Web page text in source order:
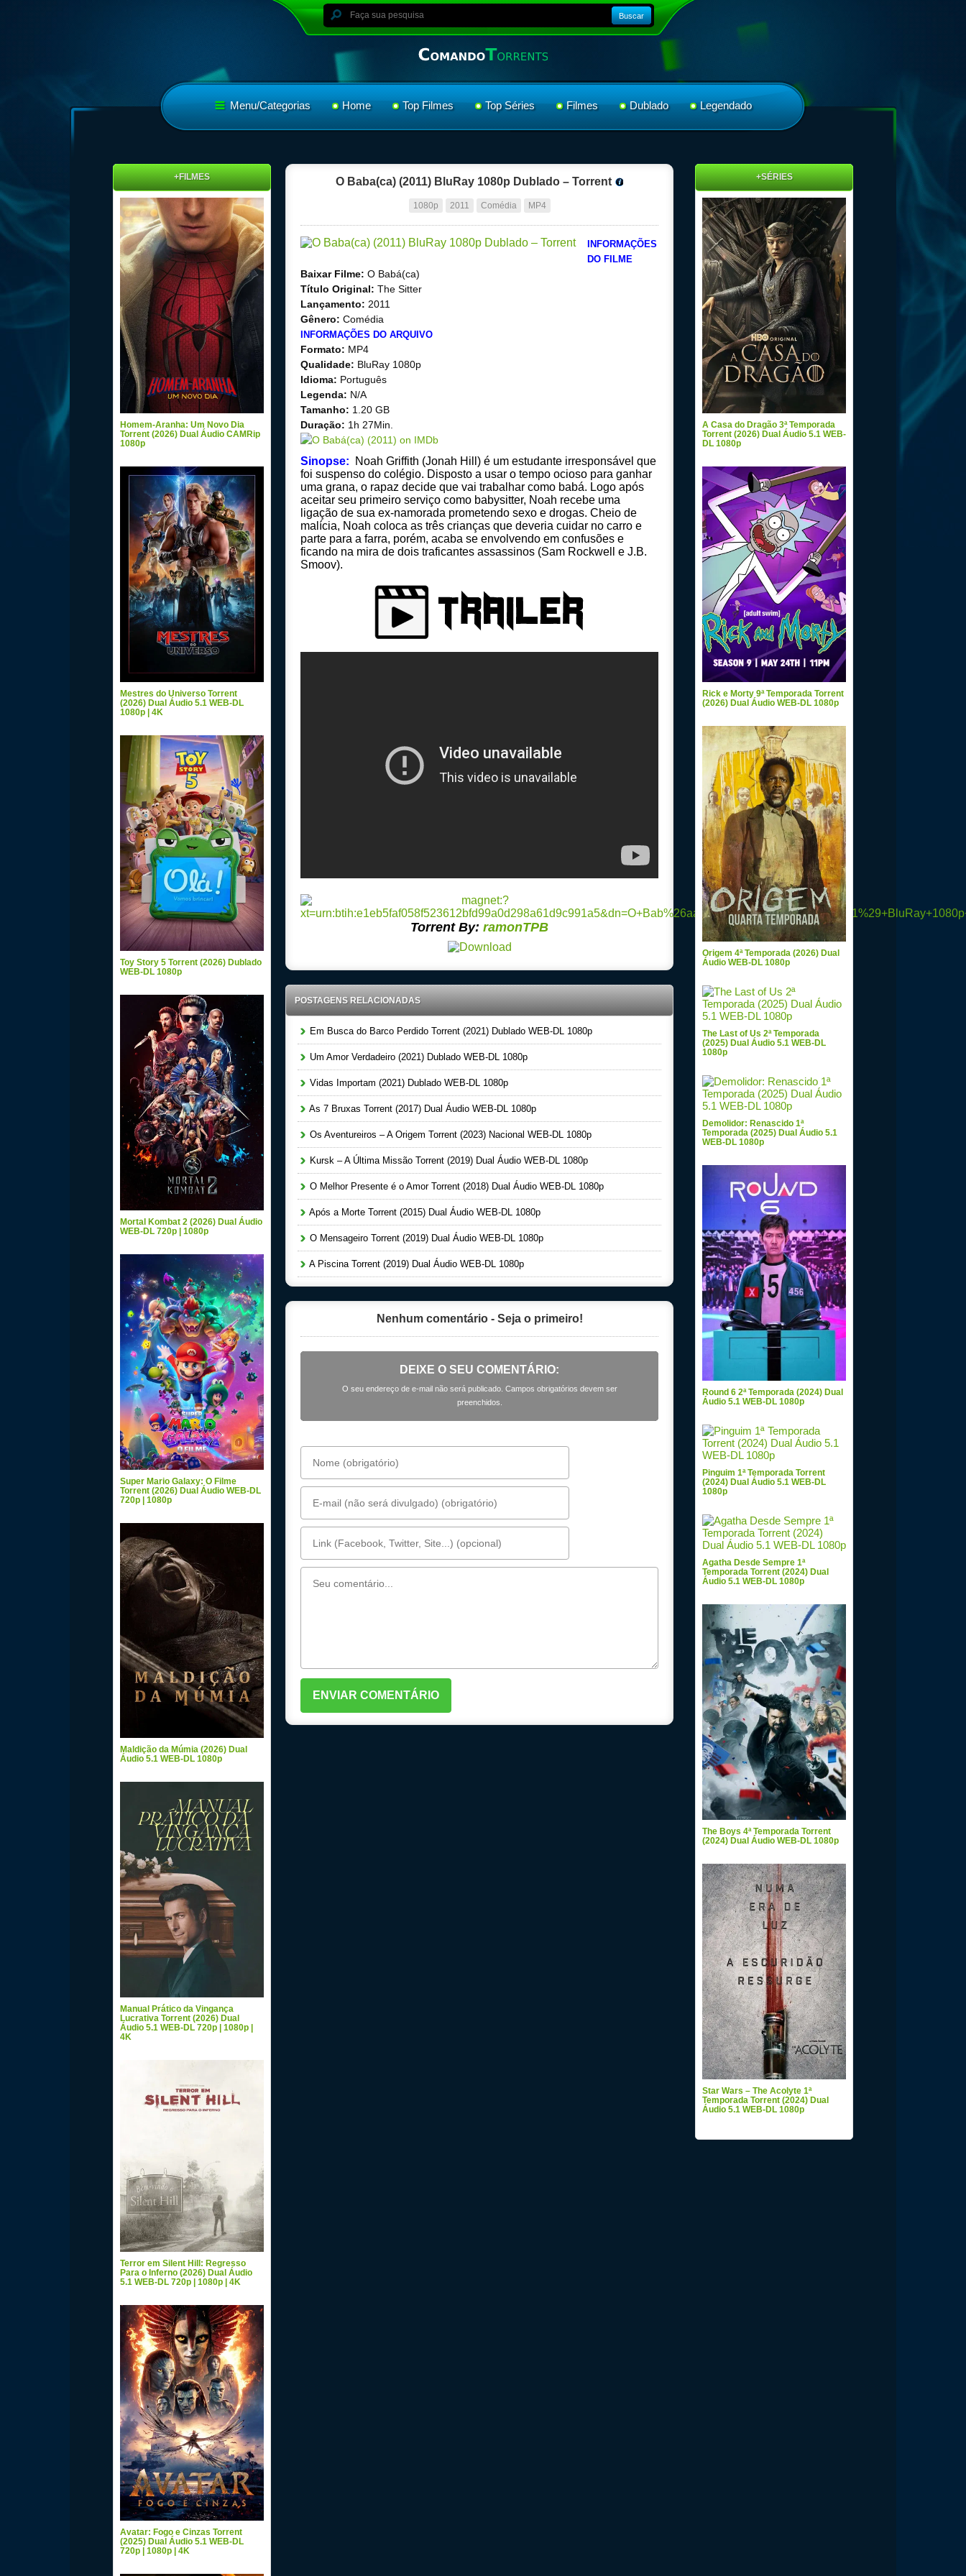
Buscar
Menu/Categorias Home Top Filmes Top Séries Filmes Dublado Legendado
O Baba(ca) (2011) BluRay 1080p Dublado – Torrent
1080p 2011 Comédia MP4
INFORMAÇÕES
DO FILME
Baixar Filme: O Babá(ca)
Título Original: The Sitter
Lançamento: 2011
Gênero: Comédia
INFORMAÇÕES DO ARQUIVO
Formato: MP4
Qualidade: BluRay 1080p
Idioma: Português
Legenda: N/A
Tamanho: 1.20 GB
Duração: 1h 27Min.
Sinopse:
Noah Griffith (Jonah Hill) é um estudante irresponsável que
foi suspenso do colégio. Disposto a usar o tempo ocioso para ganhar
uma grana, o rapaz decide que vai trabalhar como babá. Logo após
aceitar seu primeiro serviço como babysitter, Noah recebe uma
ligação de sua ex-namorada prometendo sexo e drogas. Cheio de
malícia, Noah coloca as três crianças que deveria cuidar no carro e
parte para a farra, porém, acaba se envolvendo em confusões e
ficando na mira de dois traficantes assassinos (Sam Rockwell e J.B.
Smoov).
Torrent By: ramonTPB
POSTAGENS RELACIONADAS
Em Busca do Barco Perdido Torrent (2021) Dublado WEB-DL 1080p
Um Amor Verdadeiro (2021) Dublado WEB-DL 1080p
Vidas Importam (2021) Dublado WEB-DL 1080p
As 7 Bruxas Torrent (2017) Dual Áudio WEB-DL 1080p
Os Aventureiros – A Origem Torrent (2023) Nacional WEB-DL 1080p
Kursk – A Última Missão Torrent (2019) Dual Áudio WEB-DL 1080p
O Melhor Presente é o Amor Torrent (2018) Dual Áudio WEB-DL 1080p
Após a Morte Torrent (2015) Dual Áudio WEB-DL 1080p
O Mensageiro Torrent (2019) Dual Áudio WEB-DL 1080p
A Piscina Torrent (2019) Dual Áudio WEB-DL 1080p
Nenhum comentário - Seja o primeiro!
DEIXE O SEU COMENTÁRIO:
O seu endereço de e-mail não será publicado. Campos obrigatórios devem ser
preenchidos.
+FILMES
Homem-Aranha: Um Novo Dia
Torrent (2026) Dual Áudio CAMRip
1080p
Mestres do Universo Torrent
(2026) Dual Áudio 5.1 WEB-DL
1080p | 4K
Toy Story 5 Torrent (2026) Dublado
WEB-DL 1080p
Mortal Kombat 2 (2026) Dual Áudio
WEB-DL 720p | 1080p
Super Mario Galaxy: O Filme
Torrent (2026) Dual Áudio WEB-DL
720p | 1080p
Maldição da Múmia (2026) Dual
Áudio 5.1 WEB-DL 1080p
Manual Prático da Vingança
Lucrativa Torrent (2026) Dual
Áudio 5.1 WEB-DL 720p | 1080p |
4K
Terror em Silent Hill: Regresso
Para o Inferno (2026) Dual Áudio
5.1 WEB-DL 720p | 1080p | 4K
Avatar: Fogo e Cinzas Torrent
(2025) Dual Áudio 5.1 WEB-DL
720p | 1080p | 4K
+SÉRIES
A Casa do Dragão 3ª Temporada
Torrent (2026) Dual Áudio 5.1 WEB-
DL 1080p
Rick e Morty 9ª Temporada Torrent
(2026) Dual Áudio WEB-DL 1080p
Origem 4ª Temporada (2026) Dual
Áudio WEB-DL 1080p
The Last of Us 2ª Temporada
(2025) Dual Áudio 5.1 WEB-DL
1080p
Demolidor: Renascido 1ª
Temporada (2025) Dual Áudio 5.1
WEB-DL 1080p
Round 6 2ª Temporada (2024) Dual
Áudio 5.1 WEB-DL 1080p
Pinguim 1ª Temporada Torrent
(2024) Dual Áudio 5.1 WEB-DL
1080p
Agatha Desde Sempre 1ª
Temporada Torrent (2024) Dual
Áudio 5.1 WEB-DL 1080p
The Boys 4ª Temporada Torrent
(2024) Dual Áudio WEB-DL 1080p
Star Wars – The Acolyte 1ª
Temporada Torrent (2024) Dual
Áudio 5.1 WEB-DL 1080p